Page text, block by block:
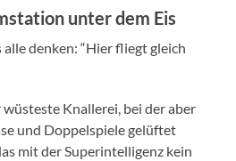
unter dem Eis
denken: “Hier fliegt gleich
Knallerei, bei der aber
und Doppelspiele gelüftet
mit der Superintelligenz kein